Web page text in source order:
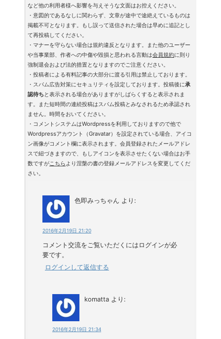
など他の利用者様へ影響を与えそうな文面はお控えください。
・意図的であるなしに関わらず、文章が途中で途絶えているものは
掲載不可となります。もし誤って送信された場合は早めに追記とし
て再投稿してください。
・マナーを守らない場合は規約違反となります。また他のユーザー
や当事業部、作者への中傷や毀損と思われる言動は会員規約に則り
強制退会および法的措置となりますのでご注意ください。
・投稿者による有料記事の大部分に渡る引用は禁止しております。
・スパム広告対策にセキュリティを設定しております。投稿後に承
認待ち と表示される場合がありますがしばらくすると表示されま
す。また短時間の連続投稿はスパム投稿とみなされるため承認され
ません。時間をおいてください。
・コメントシステムはWordpressを利用しておりますので他で
Wordpressアカウント（Gravatar）を設定されている場合、アイコ
ン画像がコメント欄に表示されます。会員登録されたメールアドレ
スで紐づきますので、もしアイコンを表示させたくない場合はお手
数ですがこちらより涅槃の書の登録メールアドレスを変更してくだ
さい。
色即みっちゃん より:
2016年2月19日 21:20
コメント交流をご覧いただくにはログインが必
要です。
ログインして返信する
komatta より:
2016年2月19日 21:34